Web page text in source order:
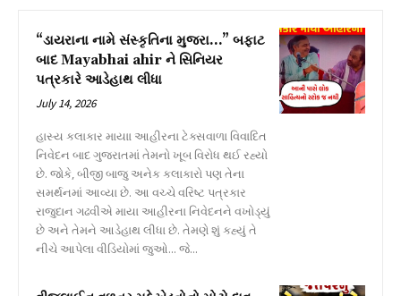
“ડાયરાના નામે સંસ્કૃતિના મુજરા…” બફાટ
બાદ Mayabhai ahir ને સિનિયર
પત્રકારે આડેહાથ લીધા
July 14, 2026
હાસ્ય કલાકાર માયાા આહીરના ટેક્સવાળા વિવાદિત
નિવેદન બાદ ગુજરાતમાં તેમનો ખૂબ વિરોધ થઈ રહ્યો
છે. જોકે, બીજી બાજુ અનેક કલાકારો પણ તેના
સમર્થનમાં આવ્યા છે. આ વચ્ચે વરિષ્ટ પત્રકાર
રાજુદાન ગઢવીએ માયા આહીરના નિવેદનને વખોડ્યું
છે અને તેમને આડેહાથ લીધા છે. તેમણે શું કહ્યું તે
નીચે આપેલા વીડિયોમાં જુઓ... જે...